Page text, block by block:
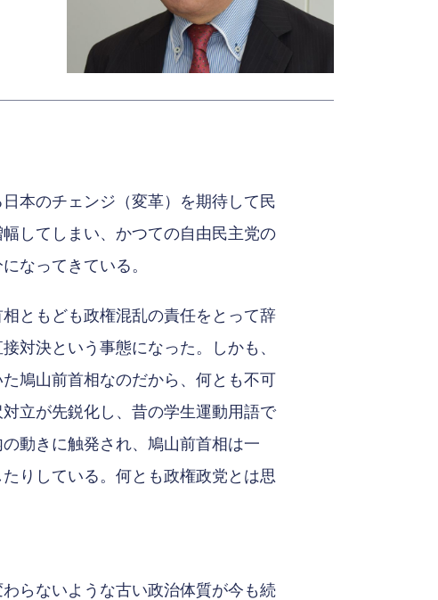
本のチェンジ（変革）を期待して民
してしまい、かつての自由民主党の
なってきている。
ともども政権混乱の責任をとって辞
対決という事態になった。しかも、
鳩山前首相なのだから、何とも不可
立が先鋭化し、昔の学生運動用語で
動きに触発され、鳩山前首相は一
りしている。何とも政権政党とは思
らないような古い政治体質が今も続